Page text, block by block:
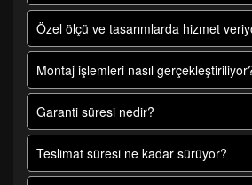
Özel ölçü ve tasarımlarda hizmet
Montaj işlemleri nasıl
Garanti süresi nedir?
Teslimat süresi ne kadar sürüyor?